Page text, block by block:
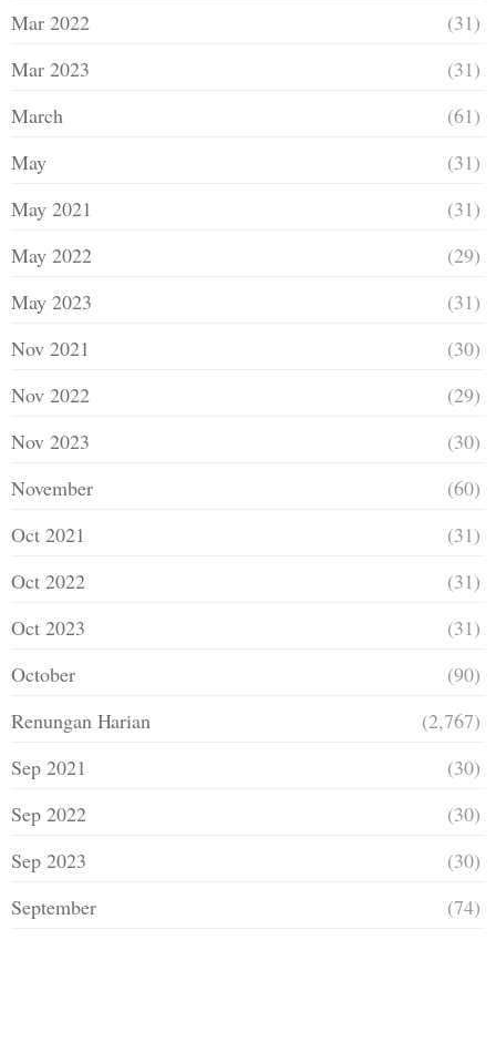
Mar 2022
(31)
Mar 2023
(31)
March
(61)
May
(31)
May 2021
(31)
May 2022
(29)
May 2023
(31)
Nov 2021
(30)
Nov 2022
(29)
Nov 2023
(30)
November
(60)
Oct 2021
(31)
Oct 2022
(31)
Oct 2023
(31)
October
(90)
Renungan Harian
(2,767)
Sep 2021
(30)
Sep 2022
(30)
Sep 2023
(30)
September
(74)